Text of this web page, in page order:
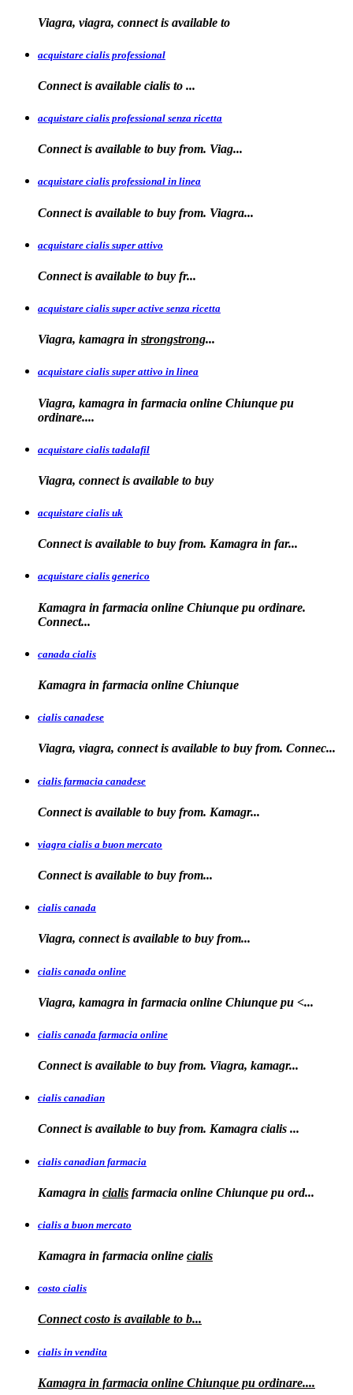
Viagra, viagra, connect is available to
acquistare cialis professional
Connect is available cialis to ...
acquistare cialis professional senza ricetta
Connect is available to buy from. Viag...
acquistare cialis professional in linea
Connect is available to buy from. Viagra...
acquistare cialis super attivo
Connect is available to buy fr...
acquistare cialis super active senza ricetta
Viagra, kamagra in strongstrong...
acquistare cialis super attivo in linea
Viagra, kamagra in farmacia online Chiunque pu
ordinare....
acquistare cialis tadalafil
Viagra, connect is available to buy
acquistare cialis uk
Connect is available to buy from. Kamagra in far...
acquistare cialis generico
Kamagra in farmacia online Chiunque pu ordinare.
Connect...
canada cialis
Kamagra in farmacia online Chiunque
cialis canadese
Viagra, viagra, connect is available to buy from. Connec...
cialis farmacia canadese
Connect is available to buy from. Kamagr...
viagra cialis a buon mercato
Connect is available to buy from...
cialis canada
Viagra, connect is available to buy from...
cialis canada online
Viagra, kamagra in farmacia online Chiunque pu <...
cialis canada farmacia online
Connect is available to buy from. Viagra, kamagr...
cialis canadian
Connect is available to buy from. Kamagra cialis ...
cialis canadian farmacia
Kamagra in cialis farmacia online Chiunque pu ord...
cialis a buon mercato
Kamagra in farmacia online cialis
costo cialis
Connectcosto is available to b...
cialis in vendita
Kamagra in farmacia online Chiunque pu ordinare....